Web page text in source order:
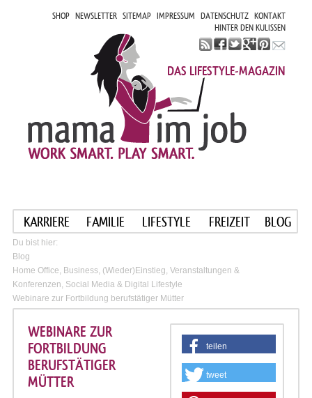
SHOP NEWSLETTER SITEMAP IMPRESSUM DATENSCHUTZ KONTAKT
HINTER DEN KULISSEN
DAS LIFESTYLE-MAGAZIN
KARRIERE FAMILIE LIFESTYLE FREIZEIT BLOG
Du bist hier:
Blog
Home Office, Business, (Wieder)Einstieg, Veranstaltungen &
Konferenzen, Social Media & Digital Lifestyle
Webinare zur Fortbildung berufstätiger Mütter
teilen
tweet
WEBINARE ZUR
FORTBILDUNG
BERUFSTÄTIGER
MÜTTER